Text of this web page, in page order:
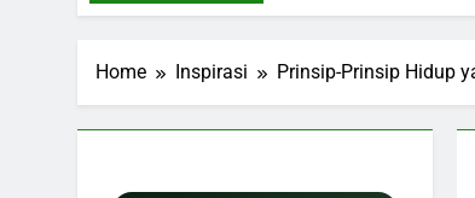
Home Inspirasi Prinsip-Prinsip Hidup